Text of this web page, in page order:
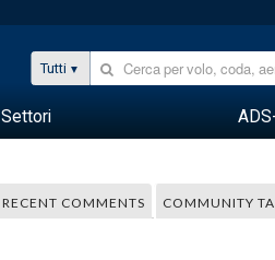
Tutti
Settori
RECENT COMMENTS COMMUNITY